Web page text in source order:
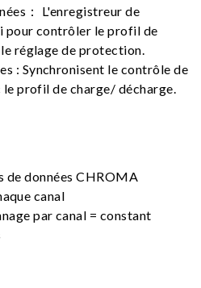
： L'enregistreur de
pour contrôler le profil de
réglage de protection.
: Synchronisent le contrôle de
profil de charge/ décharge.
de données CHROMA
canal
par canal = constant